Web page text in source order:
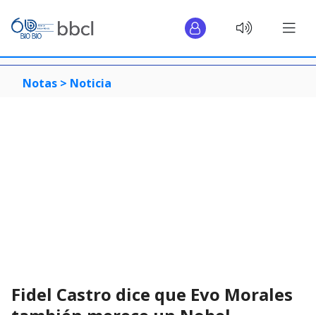
Notas > Noticia
Fidel Castro dice que Evo Morales